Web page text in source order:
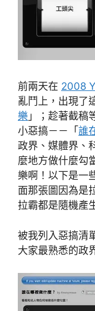
前兩天在 2008
亂鬥上，出現了
樂 」；趁著截稿
小惡搞－－「 誰
政界、媒體界、
麼地方做什麼勾
樂啊！以下是一
面那張圖因為是
拉霸都是隨機產
被我列入惡搞清
大家最熟悉的政